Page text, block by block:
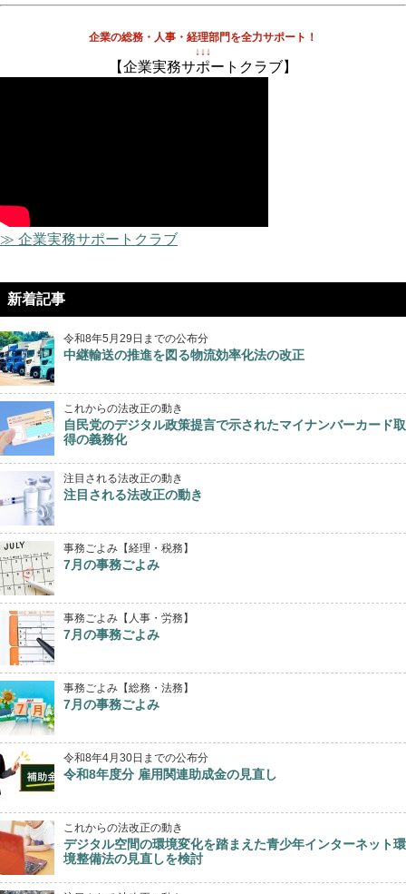
企業の総務・人事・経理部門を全力サポート！
↓↓↓
【企業実務サポートクラブ】
≫ 企業実務サポートクラブ
新着記事
令和8年5月29日までの公布分
中継輸送の推進を図る物流効率化法の改正
これからの法改正の動き
自民党のデジタル政策提言で示されたマイナンバーカード取
得の義務化
注目される法改正の動き
注目される法改正の動き
事務ごよみ【経理・税務】
7月の事務ごよみ
事務ごよみ【人事・労務】
7月の事務ごよみ
事務ごよみ【総務・法務】
7月の事務ごよみ
令和8年4月30日までの公布分
令和8年度分 雇用関連助成金の見直し
これからの法改正の動き
デジタル空間の環境変化を踏まえた青少年インターネット環
境整備法の見直しを検討